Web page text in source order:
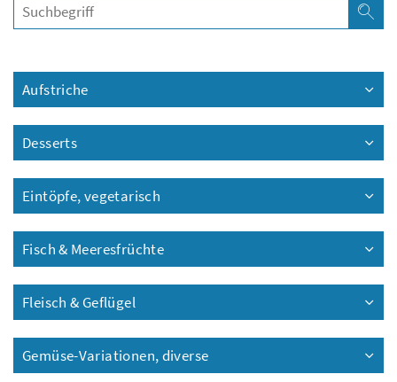
Aufstriche
Desserts
Eintöpfe, vegetarisch
Fisch & Meeresfrüchte
Fleisch & Geflügel
Gemüse-Variationen, diverse